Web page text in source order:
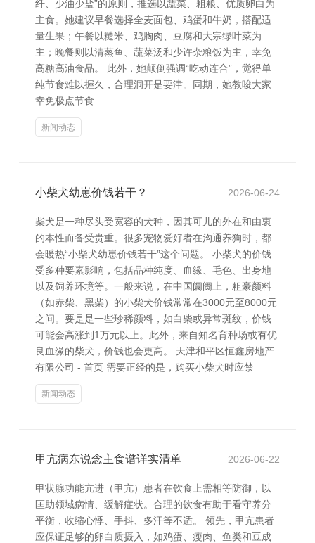
纤、少油少盐”的原则，推选以蔬菜、粗粮、优质卵白为
主食。她建议早餐选择全麦面包、鸡蛋和牛奶，搭配适
量生果；午餐以糙米、鸡胸肉、豆腐和大宗绿叶菜为
主；晚餐则以清蒸鱼、蔬菜汤和少许杂粮饭为主，幸免
高糖高油食品。 此外，她颠倒强调“吃动连合”，觉得单
纯节食难以握久，合理洞开是要津。同期，她教唆大家
幸免极点节食
新闻动态
小柴犬幼崽价钱若干？ 2026-06-24
柴犬是一种尽头受宽容的犬种，因其可儿的外在和由衷
的本性而备受贵重。很多宠物爱好者在沟通养狗时，都
会暖热“小柴犬幼崽价钱若干”这个问题。 小柴犬的价钱
受多种要素影响，包括品种纯度、血缘、毛色、出身地
以及饲养环境等。一般来说，在中国阛阓上，粗豪颜料
（如赤柴、黑柴）的小柴犬价钱常常在3000元至8000元
之间。要是是一些珍稀颜料，如白柴或异常斑纹，价钱
可能会高涨到1万元以上。此外，来自知名育种场或有优
良血缘的柴犬，价钱也会更高。 天津和平区恒鑫房地产
有限公司 - 首页 需要正经的是，购买小柴犬时应禁
新闻动态
甲亢病东说念主食谱详实清单 2026-06-22
甲状腺功能亢进（甲亢）患者在饮食上需相等防御，以
匡助领域病情、缓解症状。合理的饮食有助于看守养分
平衡，收缩心悸、手抖、多汗等不适。 领先，甲亢患者
应保证足够的卵白质摄入，如鸡蛋、瘦肉、鱼类和豆成